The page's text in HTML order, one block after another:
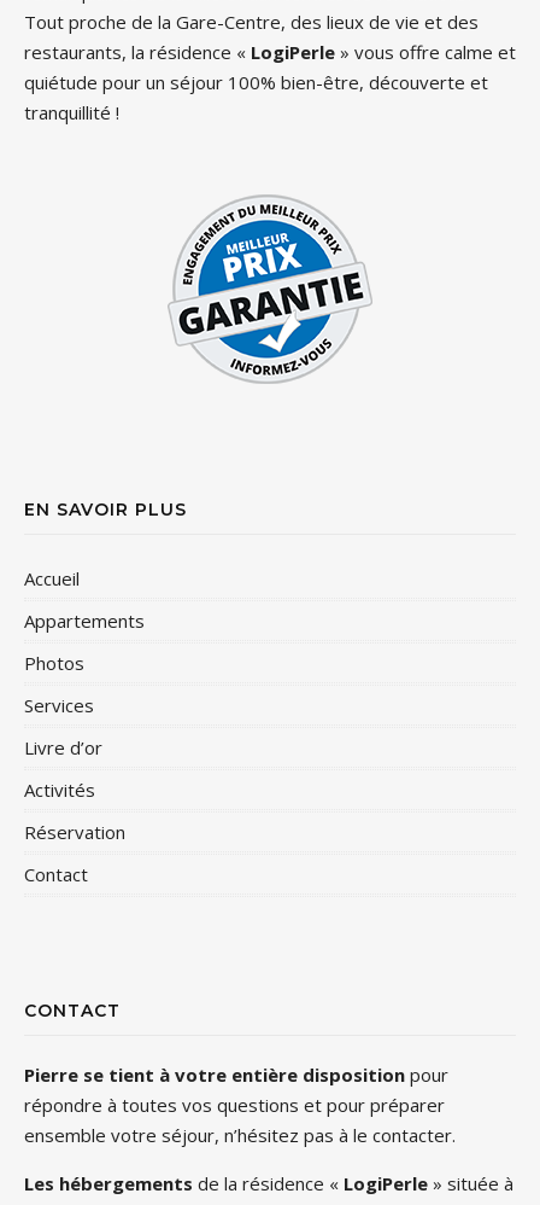
Tout proche de la Gare-Centre, des lieux de vie et des
restaurants, la résidence « LogiPerle » vous offre calme et
quiétude pour un séjour 100% bien-être, découverte et
tranquillité !
EN SAVOIR PLUS
Accueil
Appartements
Photos
Services
Livre d’or
Activités
Réservation
Contact
CONTACT
Pierre se tient à votre entière disposition pour
répondre à toutes vos questions et pour préparer
ensemble votre séjour, n’hésitez pas à le contacter.
Les hébergements de la résidence « LogiPerle » située à